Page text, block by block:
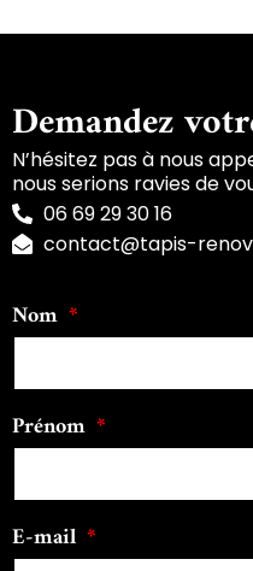
Demandez
N’hésitez pas à nous
nous serions ravies de
06 69 29 30 16
contact@tapis-
Nom
Prénom
E-mail